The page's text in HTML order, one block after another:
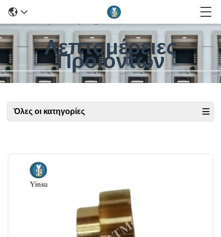
Λεπτομέρειες
Προϊόντων
Όλες οι κατηγορίες